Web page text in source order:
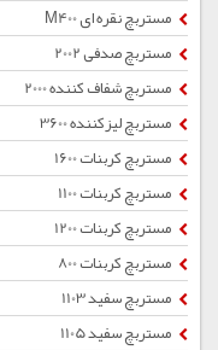
مستربچ نقره ای M400
مستربچ صدفی 2002
مستربچ شفاف کننده 2000
مستربچ لیزکننده 3600
مستربچ کربنات 1600
مستربچ کربنات 1100
مستربچ کربنات 1200
مستربچ کربنات 800
مستربچ سفید 1103
مستربچ سفید 1105